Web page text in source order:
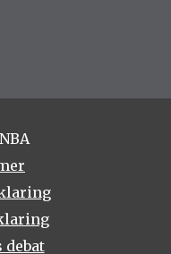
debat